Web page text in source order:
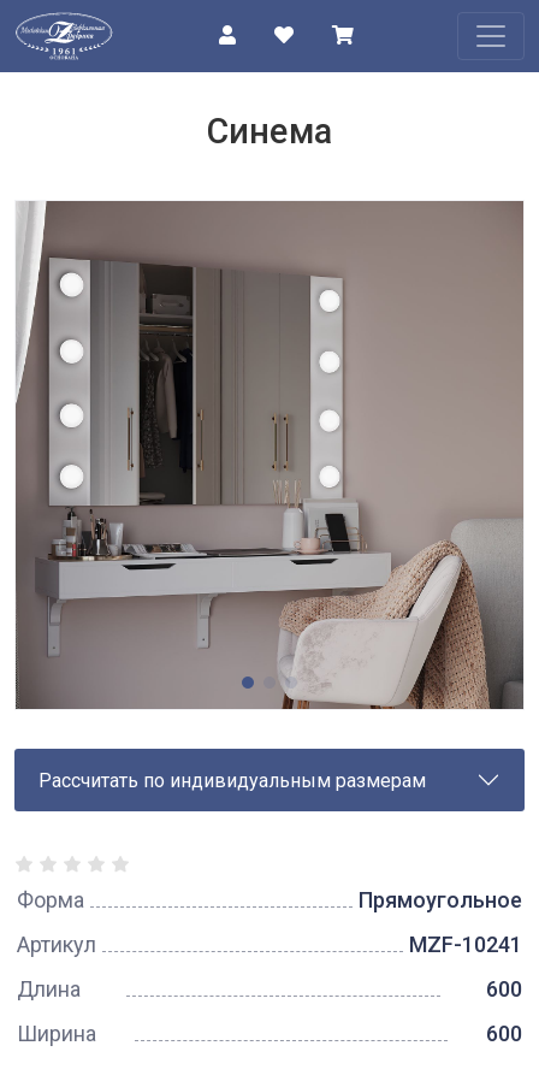
ПРОЕКТЫ
КОНТАКТЫ
Синема
Рассчитать по индивидуальным размерам
Форма
Прямоугольное
Артикул
MZF-10241
Длина
600
Ширина
600